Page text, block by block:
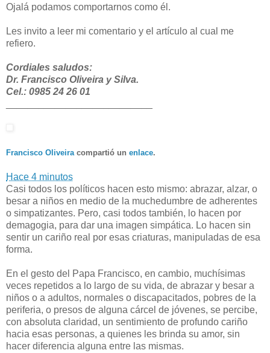
Ojalá podamos comportarnos como él.
Les invito a leer mi comentario y el artículo al cual me
refiero.
Cordiales saludos:
Dr. Francisco Oliveira y Silva.
Cel.: 0985 24 26 01
Francisco Oliveiracompartió un enlace.
Hace 4 minutos
Casi todos los políticos hacen esto mismo: abrazar, alzar, o
besar a niños en medio de la muchedumbre de adherentes
o simpatizantes. Pero, casi todos también, lo hacen por
demagogia, para dar una imagen simpática. Lo hacen sin
sentir un cariño real por esas criaturas, manipuladas de esa
forma.
En el gesto del Papa Francisco, en cambio, muchísimas
veces repetidos a lo largo de su vida, de abrazar y besar a
niños o a adultos, normales o discapacitados, pobres de la
periferia, o presos de alguna cárcel de jóvenes, se percibe,
con absoluta claridad, un sentimiento de profundo cariño
hacia esas personas, a quienes les brinda su amor, sin
hacer diferencia alguna entre las mismas.